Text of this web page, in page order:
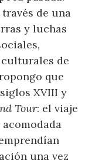
de una
y luchas
de
que
XVIII y
Tour: el viaje
una vez